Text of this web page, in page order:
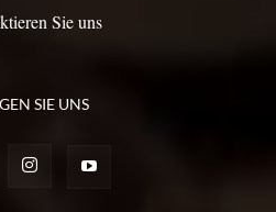
Sie uns
SIE UNS